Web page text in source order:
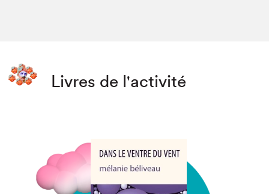
Livres de l'activité